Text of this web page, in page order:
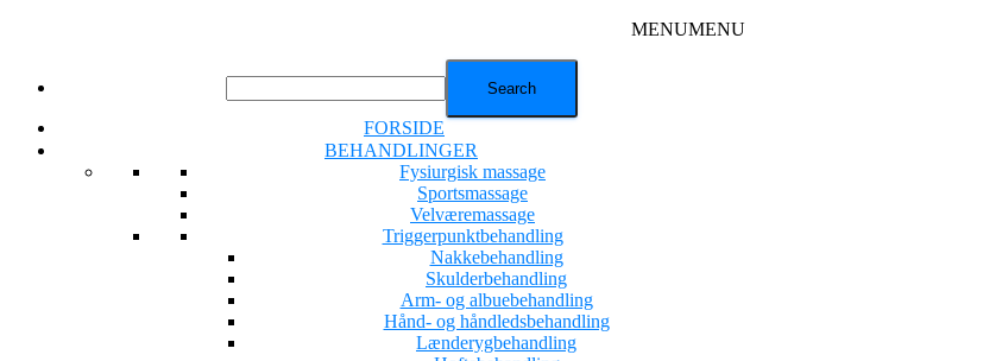
MENUMENU
FORSIDE
BEHANDLINGER
Fysiurgisk massage
Sportsmassage
Velværemassage
Triggerpunktbehandling
Nakkebehandling
Skulderbehandling
Arm- og albuebehandling
Hånd- og håndledsbehandling
Lænderygbehandling